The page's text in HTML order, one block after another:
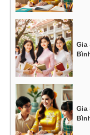
Gia
Gia